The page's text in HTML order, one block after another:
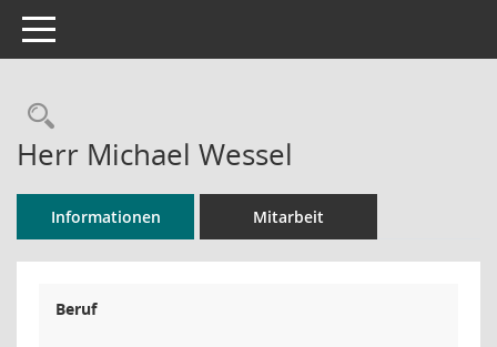
Toggle navigation
Rechercheauswahl
Herr Michael Wessel
Informationen Mitarbeit
Beruf